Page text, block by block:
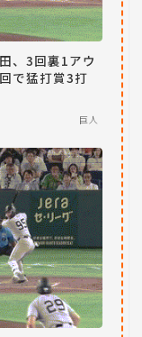
、3回裏1アウ
で猛打賞3打
巨人